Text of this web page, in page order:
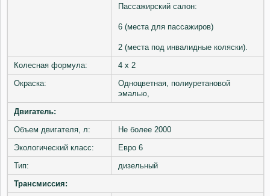
Пассажирский салон:
6 (места для пассажиров)
2 (места под инвалидные коляски).
Колесная формула:
4 х 2
Окраска:
Одноцветная, полиуретановой
эмалью,
Двигатель:
Объем двигателя, л:
Не более 2000
Экологический класс:
Евро 6
Тип:
дизельный
Трансмиссия: